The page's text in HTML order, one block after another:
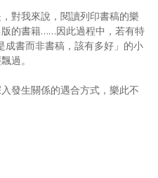
對我來說，閱讀列印書稿的樂
的書籍……因此過程中，若有特
書而非書稿，該有多好」的小
過。
發生關係的遇合方式，樂此不